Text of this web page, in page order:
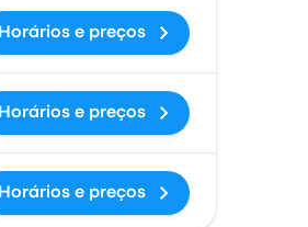
Horários e preços
Horários e preços
Horários e preços